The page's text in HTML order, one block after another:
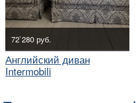
72`280 руб.
Английский диван
Intermobili